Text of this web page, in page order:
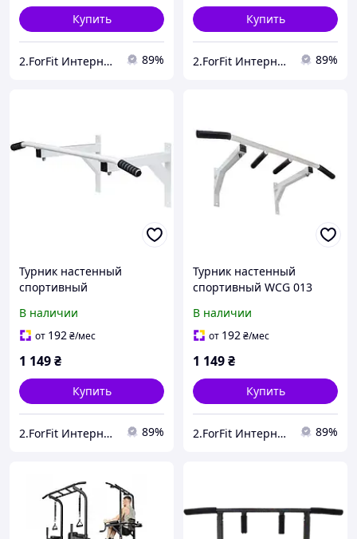
Купить
2.ForFit Интернет-магазин спортивных товаров 89%
Купить
2.ForFit Интернет-магазин спортивных товаров 89%
Турник настенный
спортивный
для дома и спортзала с
нагрузкой до 110 кг
В наличии
от 192₴/мес
1 149₴
Купить
2.ForFit Интернет-магазин спортивных товаров 89%
Турник настенный
спортивный WCG 013
и спортзала с нагрузкой
до 120 кг
В наличии
от 192₴/мес
1 149₴
Купить
2.ForFit Интернет-магазин спортивных товаров 89%